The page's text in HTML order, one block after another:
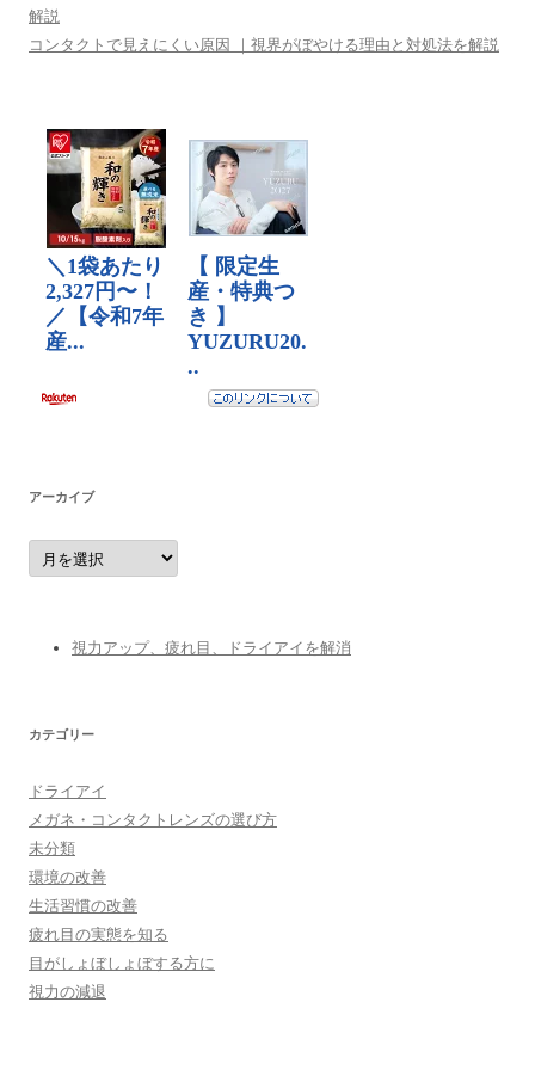
解説
コンタクトで見えにくい原因 ｜視界がぼやける理由と対処法を解説
アーカイブ
ア
ー
カ
視力アップ、疲れ目、ドライアイを解消
カテゴリー
ドライアイ
メガネ・コンタクトレンズの選び方
未分類
環境の改善
生活習慣の改善
疲れ目の実態を知る
目がしょぼしょぼする方に
視力の減退